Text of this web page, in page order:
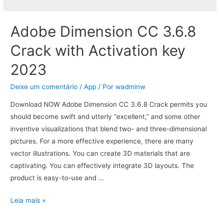
Adobe Dimension CC 3.6.8
Crack with Activation key
2023
Deixe um comentário /App / Porwadminw
Download NOW Adobe Dimension CC 3.6.8 Crack permits you
should become swift and utterly “excellent,” and some other
inventive visualizations that blend two- and three-dimensional
pictures. For a more effective experience, there are many
vector illustrations. You can create 3D materials that are
captivating. You can effectively integrate 3D layouts. The
product is easy-to-use and …
Leia mais »